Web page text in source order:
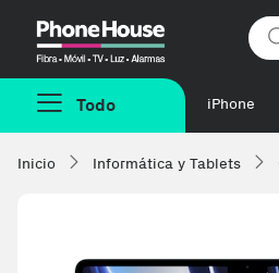
Todo iPhone
Inicio Informática y Tablets